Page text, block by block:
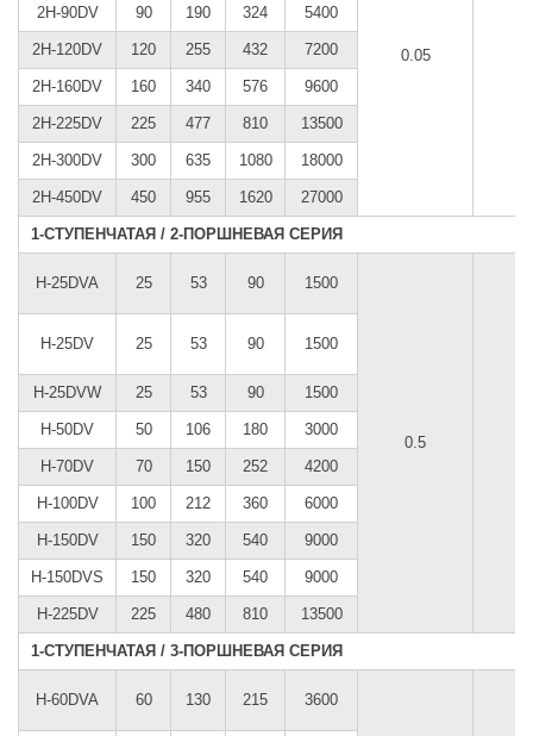
0.05
2Н-90DV 90 190 324 5400
2Н-120DV 120 255 432 7200
2Н-160DV 160 340 576 9600
2Н-225DV 225 477 810 13500
2Н-300DV 300 635 1080 18000
2H-450DV 450 955 1620 27000
1-СТУПЕНЧАТАЯ / 2-ПОРШНЕВАЯ СЕРИЯ
H-25DVA 25 53 90 1500
0.5
H-25DV 25 53 90 1500
H-25DVW 25 53 90 1500
H-50DV 50 106 180 3000
H-70DV 70 150 252 4200
H-100DV 100 212 360 6000
H-150DV 150 320 540 9000
H-150DVS 150 320 540 9000
H-225DV 225 480 810 13500
1-СТУПЕНЧАТАЯ / 3-ПОРШНЕВАЯ СЕРИЯ
H-60DVA 60 130 215 3600